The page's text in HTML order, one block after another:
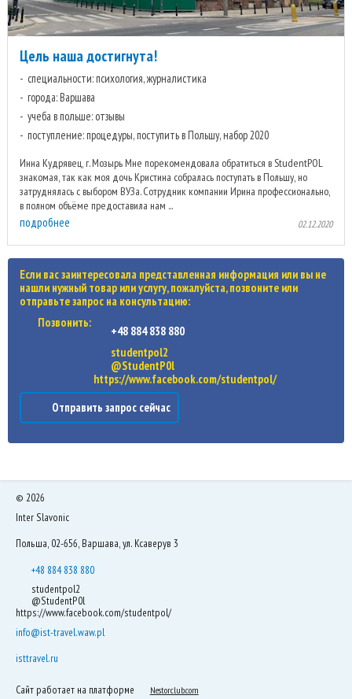
Цель наша достигнута!
специальности: психология, журналистика
города: Варшава
учеба в польше: отзывы
поступление: процедуры, поступить в Польшу, набор 2020
Инна Кудрявец, г. Мозырь Мне порекомендовала обратиться в StudentPOL
знакомая, так как моя дочь Кристина собралась поступать в Польшу, но
затруднялась с выбором ВУЗа. Сотрудник компании Ирина профессионально,
в полном объёме предоставила нам ...
подробнее 02.12.2020
Если вас заинтересовала представленная информация или вы не
нашли нужный товар или услугу, пожалуйста, позвоните или
отправьте запрос на консультацию:
Позвонить:
+48 884 838 880
studentpol2
@StudentP0l
https://www.facebook.com/studentpol/
Отправить запрос сейчас
© 2026
Inter Slavonic
Польша, 02-656, Варшава, ул. Ксаверув 3
+48 884 838 880
studentpol2
@StudentP0l
https://www.facebook.com/studentpol/
info@ist-travel.waw.pl
isttravel.ru
Сайт работает на платформе Nestorclub.com